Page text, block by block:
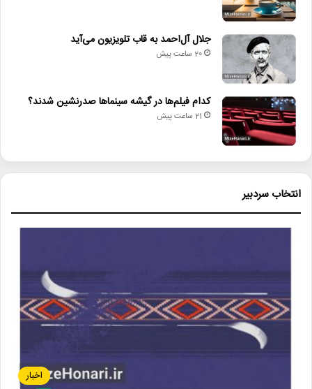
جلال آل‌احمد به قاب تلویزیون می‌آید
20 ساعت پیش
کدام فیلم‌ها در گیشه سینماها صدرنشین شدند؟
21 ساعت پیش
انتخاب سردبیر
اخبار